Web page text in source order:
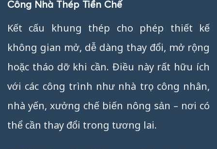
Công Nhà Thép Tiền Chế
Kết cấu khung thép cho phép thiết kế
không gian mở, dễ dàng thay đổi, mở rộng
hoặc tháo dỡ khi cần. Điều này rất hữu ích
với các công trình như nhà trọ công nhân,
nhà yến, xưởng chế biến nông sản – nơi có
thể cần thay đổi trong tương lai.